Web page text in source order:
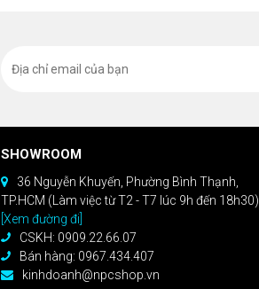
SHOWROOM
36 Nguyễn Khuyến, Phường Bình Thạnh,
TP.HCM (Làm việc từ T2 - T7 lúc 9h đến 18h30)
[Xem đường đi]
CSKH: 0909.22.66.07
Bán hàng: 0967.434.407
kinhdoanh@npcshop.vn